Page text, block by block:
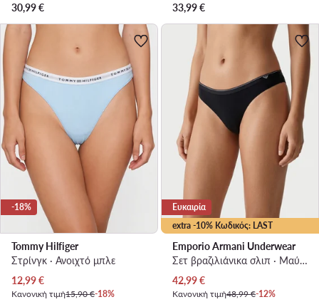
30,99€
33,99€
-18%
Tommy Hilfiger
Στρίνγκ · Ανοιχτό μπλε
Τρέχουσα τιμή
12,99€
Κανονική τιμή15,90 €-18%
extra -10% Κωδικός: LAST
Ευκαιρία
Emporio Armani Underwear
Σετ βραζιλιάνικα σλιπ · Μαύρο
Τρέχουσα τιμή
42,99€
Κανονική τιμή48,99 €-12%